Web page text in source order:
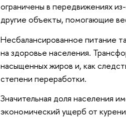
ограничены в передвижениях
другие объекты, помогающие
Несбалансированное питание
на здоровье населения.
насыщенных жиров и, как
степени переработки.
Значительная доля населения
экономический ущерб от